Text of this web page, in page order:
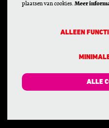
plaatsen van cookies. Meer
ALLEEN
ALLE